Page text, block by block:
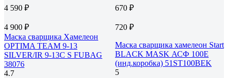
4 590 ₽
4 900 ₽
Маска сварщика Хамелеон
OPTIMA TEAM 9-13
SILVER/IR 9-13C S FUBAG
38076
4.7
670 ₽
720 ₽
Маска сварщика хамелеон Start
BLACK MASK АСФ 100E
(инд.коробка) 51ST100BEK
5